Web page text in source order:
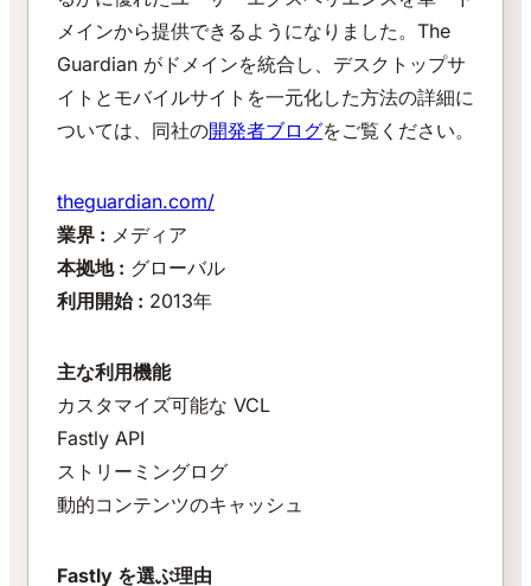
メインから提供できるようになりました。The
Guardian がドメインを統合し、デスクトップサ
イトとモバイルサイトを一元化した方法の詳細に
ついては、同社の開発者ブログをご覧ください。
theguardian.com/
業界 : メディア
本拠地 : グローバル
利用開始 : 2013年
主な利用機能
カスタマイズ可能な VCL
Fastly API
ストリーミングログ
動的コンテンツのキャッシュ
Fastly を選ぶ理由